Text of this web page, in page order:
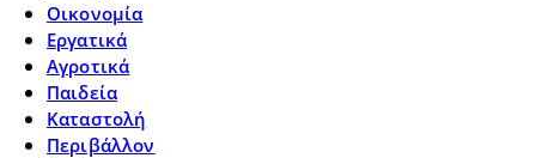
Οικονομία
Εργατικά
Αγροτικά
Παιδεία
Καταστολή
Περιβάλλον